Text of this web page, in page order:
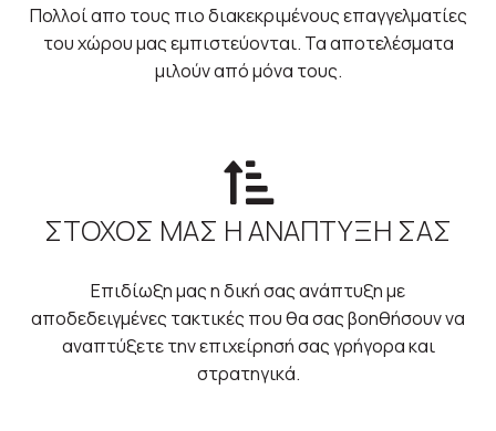
Πολλοί απο τους πιο διακεκριμένους επαγγελματίες
του χώρου μας εμπιστεύονται. Τα αποτελέσματα
μιλούν από μόνα τους.
ΣΤΟΧΟΣ ΜΑΣ Η ΑΝΑΠΤΥΞΗ ΣΑΣ
Επιδίωξη μας η δική σας ανάπτυξη με
αποδεδειγμένες τακτικές που θα σας βοηθήσουν να
αναπτύξετε την επιχείρησή σας γρήγορα και
στρατηγικά.